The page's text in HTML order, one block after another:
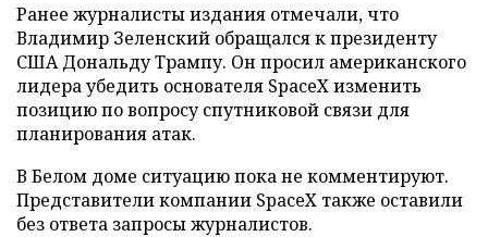
Ранее журналисты издания отмечали, что
Владимир Зеленский обращался к президенту
США Дональду Трампу. Он просил американского
лидера убедить основателя SpaceX изменить
позицию по вопросу спутниковой связи для
планирования атак.
В Белом доме ситуацию пока не комментируют.
Представители компании SpaceX также оставили
без ответа запросы журналистов.